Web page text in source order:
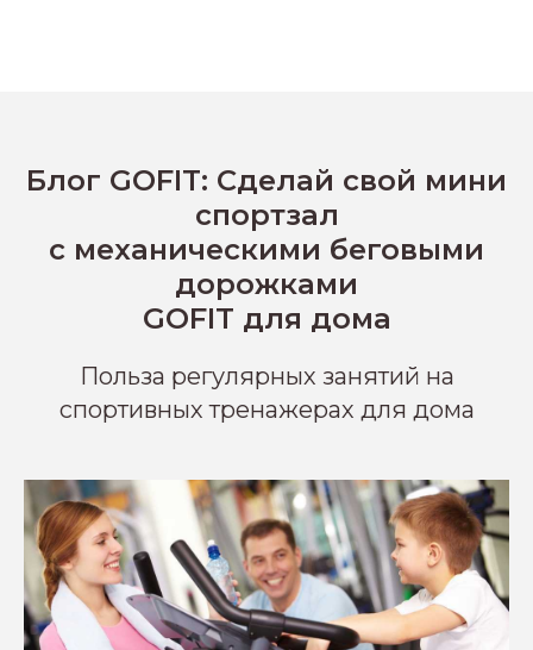
Блог GOFIT: Сделай свой мини
спортзал
с механическими беговыми
дорожками
GOFIT для дома
Польза регулярных занятий на
спортивных тренажерах для дома